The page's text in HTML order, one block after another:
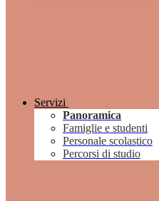
Servizi
Panoramica
Famiglie e studenti
Personale scolastico
Percorsi di studio